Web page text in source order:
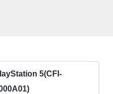
5(CFI-